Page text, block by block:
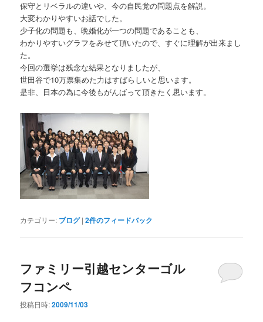
保守とリベラルの違いや、今の自民党の問題点を解説。
大変わかりやすいお話でした。
少子化の問題も、晩婚化が一つの問題であることも、
わかりやすいグラフをみせて頂いたので、すぐに理解が出来まし
た。
今回の選挙は残念な結果となりましたが、
世田谷で10万票集めた力はすばらしいと思います。
是非、日本の為に今後もがんばって頂きたく思います。
カテゴリー: ブログ |2件のフィードバック
ファミリー引越センターゴル
フコンペ
投稿日時:2009/11/03